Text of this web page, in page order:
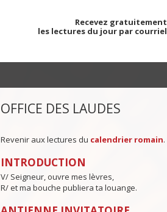
Recevez gratuitement
les lectures du jour par courriel
OFFICE DES LAUDES
Revenir aux lectures du calendrier romain.
INTRODUCTION
V/ Seigneur, ouvre mes lèvres,
R/ et ma bouche publiera ta louange.